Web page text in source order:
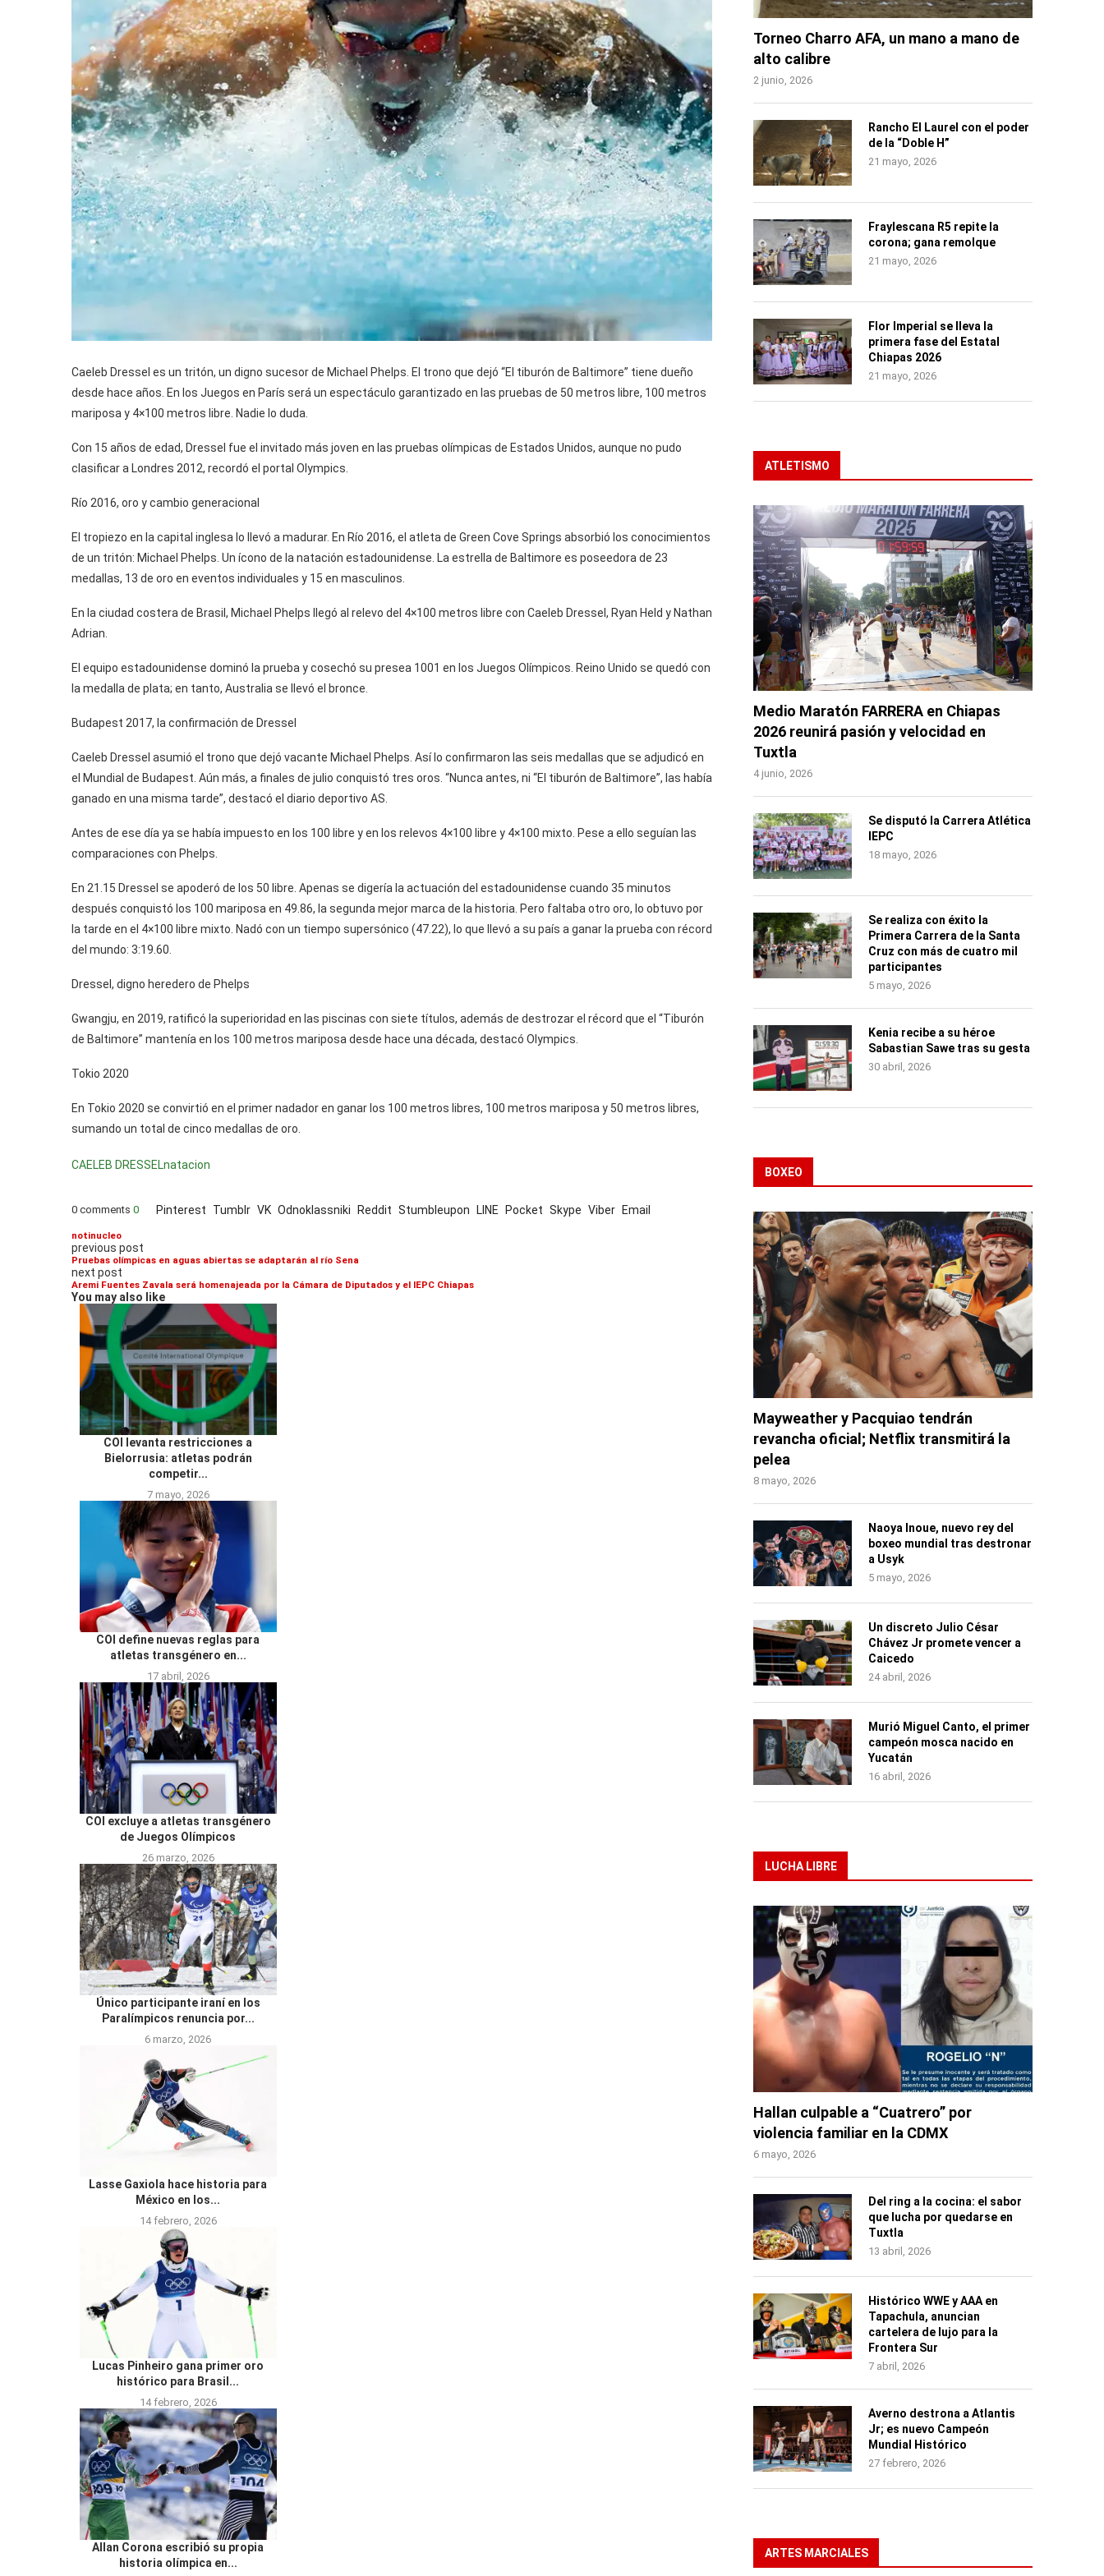
Caeleb Dressel es un tritón, un digno sucesor de Michael Phelps. El trono que dejó “El tiburón de Baltimore” tiene dueño
desde hace años. En los Juegos en París será un espectáculo garantizado en las pruebas de 50 metros libre, 100 metros
mariposa y 4×100 metros libre. Nadie lo duda.
Con 15 años de edad, Dressel fue el invitado más joven en las pruebas olímpicas de Estados Unidos, aunque no pudo
clasificar a Londres 2012, recordó el portal Olympics.
Río 2016, oro y cambio generacional
El tropiezo en la capital inglesa lo llevó a madurar. En Río 2016, el atleta de Green Cove Springs absorbió los conocimientos
de un tritón: Michael Phelps. Un ícono de la natación estadounidense. La estrella de Baltimore es poseedora de 23
medallas, 13 de oro en eventos individuales y 15 en masculinos.
En la ciudad costera de Brasil, Michael Phelps llegó al relevo del 4×100 metros libre con Caeleb Dressel, Ryan Held y Nathan
Adrian.
El equipo estadounidense dominó la prueba y cosechó su presea 1001 en los Juegos Olímpicos. Reino Unido se quedó con
la medalla de plata; en tanto, Australia se llevó el bronce.
Budapest 2017, la confirmación de Dressel
Caeleb Dressel asumió el trono que dejó vacante Michael Phelps. Así lo confirmaron las seis medallas que se adjudicó en
el Mundial de Budapest. Aún más, a finales de julio conquistó tres oros. “Nunca antes, ni “El tiburón de Baltimore”, las había
ganado en una misma tarde”, destacó el diario deportivo AS.
Antes de ese día ya se había impuesto en los 100 libre y en los relevos 4×100 libre y 4×100 mixto. Pese a ello seguían las
comparaciones con Phelps.
En 21.15 Dressel se apoderó de los 50 libre. Apenas se digería la actuación del estadounidense cuando 35 minutos
después conquistó los 100 mariposa en 49.86, la segunda mejor marca de la historia. Pero faltaba otro oro, lo obtuvo por
la tarde en el 4×100 libre mixto. Nadó con un tiempo supersónico (47.22), lo que llevó a su país a ganar la prueba con récord
del mundo: 3:19.60.
Dressel, digno heredero de Phelps
Gwangju, en 2019, ratificó la superioridad en las piscinas con siete títulos, además de destrozar el récord que el “Tiburón
de Baltimore” mantenía en los 100 metros mariposa desde hace una década, destacó Olympics.
Tokio 2020
En Tokio 2020 se convirtió en el primer nadador en ganar los 100 metros libres, 100 metros mariposa y 50 metros libres,
sumando un total de cinco medallas de oro.
CAELEB DRESSELnatacion
0 comments 0 Pinterest Tumblr VK Odnoklassniki Reddit Stumbleupon LINE Pocket Skype Viber Email
notinucleo
previous post
Pruebas olímpicas en aguas abiertas se adaptarán al río Sena
next post
Aremi Fuentes Zavala será homenajeada por la Cámara de Diputados y el IEPC Chiapas
You may also like
COI levanta restricciones a
Bielorrusia: atletas podrán
competir...
7 mayo, 2026
COI define nuevas reglas para
atletas transgénero en...
17 abril, 2026
COI excluye a atletas transgénero
de Juegos Olímpicos
26 marzo, 2026
Único participante iraní en los
Paralímpicos renuncia por...
6 marzo, 2026
Lasse Gaxiola hace historia para
México en los...
14 febrero, 2026
Lucas Pinheiro gana primer oro
histórico para Brasil...
14 febrero, 2026
Allan Corona escribió su propia
historia olímpica en...
Torneo Charro AFA, un mano a mano de
alto calibre
2 junio, 2026
Rancho El Laurel con el poder
de la “Doble H”
21 mayo, 2026
Fraylescana R5 repite la
corona; gana remolque
21 mayo, 2026
Flor Imperial se lleva la
primera fase del Estatal
Chiapas 2026
21 mayo, 2026
ATLETISMO
Medio Maratón FARRERA en Chiapas
2026 reunirá pasión y velocidad en
Tuxtla
4 junio, 2026
Se disputó la Carrera Atlética
IEPC
18 mayo, 2026
Se realiza con éxito la
Primera Carrera de la Santa
Cruz con más de cuatro mil
participantes
5 mayo, 2026
Kenia recibe a su héroe
Sabastian Sawe tras su gesta
30 abril, 2026
BOXEO
Mayweather y Pacquiao tendrán
revancha oficial; Netflix transmitirá la
pelea
8 mayo, 2026
Naoya Inoue, nuevo rey del
boxeo mundial tras destronar
a Usyk
5 mayo, 2026
Un discreto Julio César
Chávez Jr promete vencer a
Caicedo
24 abril, 2026
Murió Miguel Canto, el primer
campeón mosca nacido en
Yucatán
16 abril, 2026
LUCHA LIBRE
Hallan culpable a “Cuatrero” por
violencia familiar en la CDMX
6 mayo, 2026
Del ring a la cocina: el sabor
que lucha por quedarse en
Tuxtla
13 abril, 2026
Histórico WWE y AAA en
Tapachula, anuncian
cartelera de lujo para la
Frontera Sur
7 abril, 2026
Averno destrona a Atlantis
Jr; es nuevo Campeón
Mundial Histórico
27 febrero, 2026
ARTES MARCIALES